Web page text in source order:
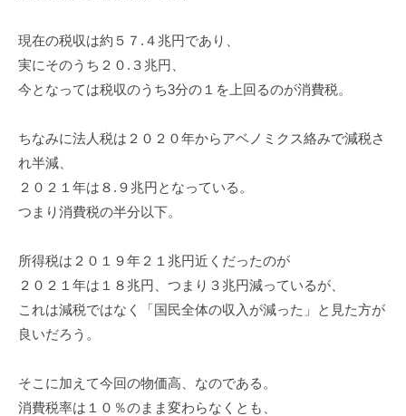
現在の税収は約５７.４兆円であり、
実にそのうち２０.３兆円、
今となっては税収のうち3分の１を上回るのが消費税。
ちなみに法人税は２０２０年からアベノミクス絡みで減税さ
れ半減、
２０２１年は８.９兆円となっている。
つまり消費税の半分以下。
所得税は２０１９年２１兆円近くだったのが
２０２１年は１８兆円、つまり３兆円減っているが、
これは減税ではなく「国民全体の収入が減った」と見た方が
良いだろう。
そこに加えて今回の物価高、なのである。
消費税率は１０％のまま変わらなくとも、